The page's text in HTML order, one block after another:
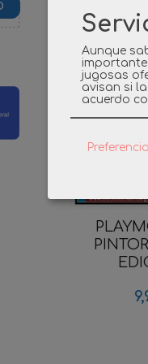
Aunque
jugosas
avisan si
acuerdo